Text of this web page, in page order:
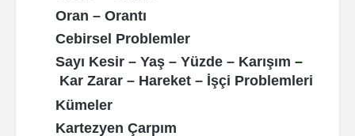
Tüm Dersler
Edebiyat-Sosyal Bilimler
Veli Rehberliği
Oran – Orantı
Cebirsel Problemler
Sayı Kesir – Yaş – Yüzde – Karışım –
Kar Zarar – Hareket – İşçi Problemleri
Kümeler
Kartezyen Çarpım